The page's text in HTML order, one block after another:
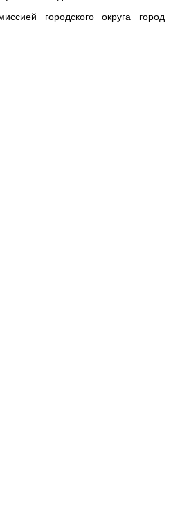
городского округа город